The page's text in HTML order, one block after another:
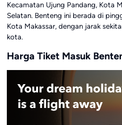
Kecamatan Ujung Pandang, Kota
Selatan. Benteng ini berada di
Kota Makassar, dengan jarak
kota.
Harga Tiket Masuk